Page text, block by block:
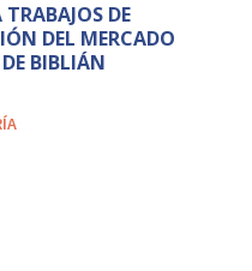
DE
DEL MERCADO
BIBLIÁN